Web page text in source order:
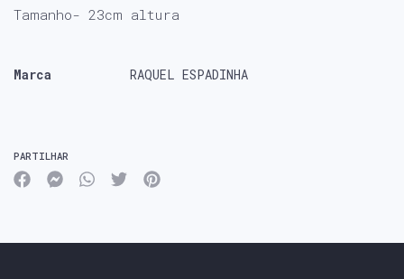
Tamanho- 23cm altura
Marca
RAQUEL ESPADINHA
PARTILHAR